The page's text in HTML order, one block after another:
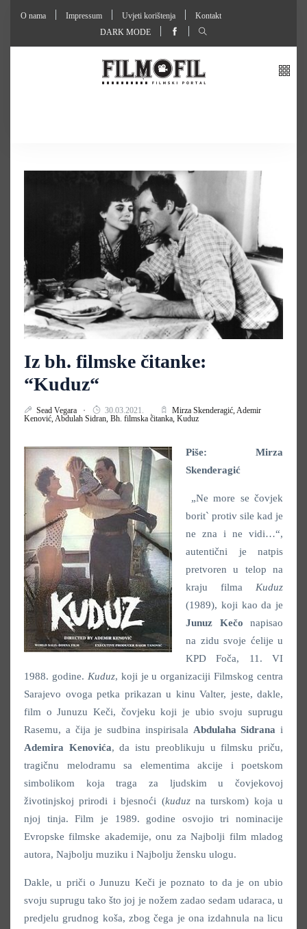
O nama Impressum Uvjeti korištenja
Kontakt
DARK MODE
Iz bh. filmske čitanke:
“Kuduz“
Sead Vegara 30.03.2021. Mirza Skenderagić, Ademir
Kenović, Abdulah Sidran, Bh. filmska čitanka, Kuduz
Piše: Mirza
Skenderagić
„Ne more se čovjek
borit` protiv sile kad je
ne zna i ne vidi…“,
autentični je natpis
pretvoren u telop na
kraju filma Kuduz
(1989), koji kao da je
Junuz Kečo napisao
na zidu svoje ćelije u
KPD Foča, 11. VI
1988. godine. Kuduz, koji je u organizaciji Filmskog centra
Sarajevo ovoga petka prikazan u kinu Valter, jeste, dakle,
film o Junuzu Keči, čovjeku koji je ubio svoju suprugu
Rasemu, a čija je sudbina inspirisala Abdulaha Sidrana i
Ademira Kenovića, da istu preoblikuju u filmsku priču,
tragičnu melodramu sa elementima akcije i poetskom
simbolikom koja traga za ljudskim u čovjekovoj
životinjskoj prirodi i bjesnoći (kuduzna turskom) koja u
njoj tinja. Film je 1989. godine osvojio tri nominacije
Evropske filmske akademije, onu za Najbolji film mladog
autora, Najbolju muziku i Najbolju žensku ulogu.
Dakle, u priči o Junuzu Keči je poznato to da je on ubio
svoju suprugu tako što joj je nožem zadao sedam udaraca, u
predjelu grudnog koša, zbog čega je ona izdahnula na licu